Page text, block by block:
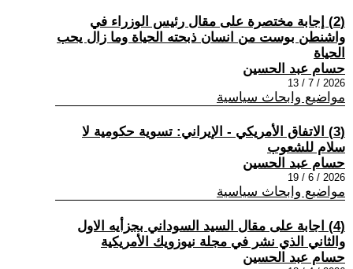
(2) إجابة مختصرة على مقال رئيس الوزراء في
واشنطن بوست من انسان ذبحته الحياة وما زال يحب
الحياة
حسام عبد الحسين
2026 / 7 / 13
مواضيع وابحاث سياسية
(3) الاتفاق الأمريكي - الإيراني: تسوية حكومية لا
سلام للشعوب
حسام عبد الحسين
2026 / 6 / 19
مواضيع وابحاث سياسية
(4) اجابة على مقال السيد السوداني بجزأيه الاول
والثاني الذي نشر في مجلة نيوزويك الأمريكية
حسام عبد الحسين